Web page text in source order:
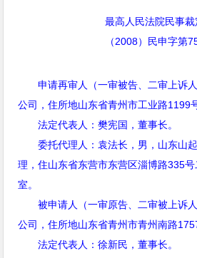
最高人民法院民事裁
（2008）民申字第
申请再审人（一审被告、二审上诉人
公司，住所地山东省青州市工业路1199
法定代表人：樊宪国，董事长。
委托代理人：袁法长，男，山东山起
理，住山东省东营市东营区淄博路335
室。
被申请人（一审原告、二审被上诉人
公司，住所地山东省青州市青州南路
法定代表人：徐新民，董事长。